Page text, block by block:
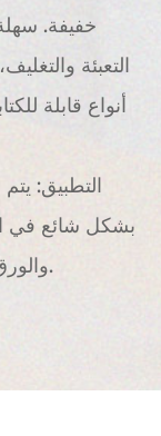
خفيفة.
التعبئة
أنواع قابلة
بشكل شائع في
والورق والطباعة والإلكترونيات ومراكز التوزيع.